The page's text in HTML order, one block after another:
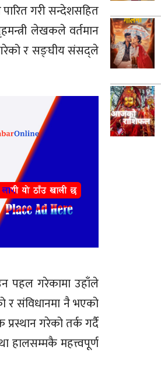
पारित गरी सन्देशसहित
लेखकले वर्तमान
गरेको र सङ्घीय संसद्ले
पहल गरेकामा उहाँले
र संविधानमा नै भएको
गरेको तर्क गर्दै
हालसम्मकै महत्त्वपूर्ण